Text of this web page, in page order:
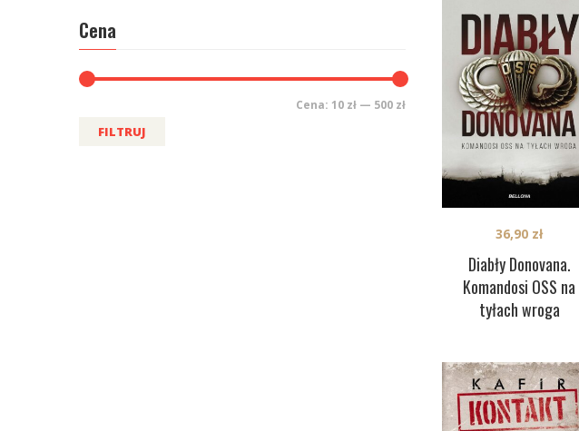
Diabły Donovana.
Komandosi OSS na
tyłach wroga
36,90 zł
Cena
FILTRUJ
Cena: 10 zł — 500 zł